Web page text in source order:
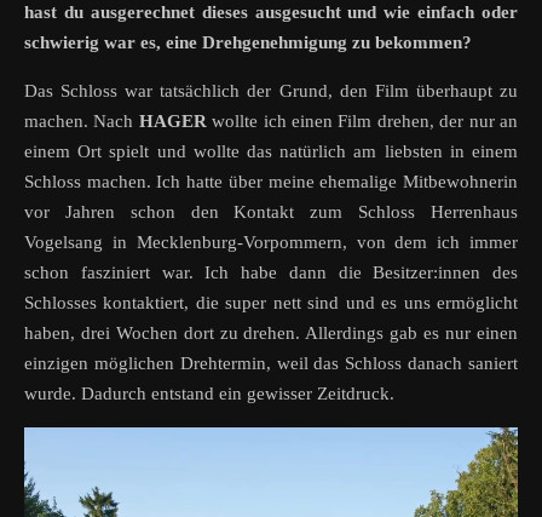
hast du ausgerechnet dieses ausgesucht und wie einfach oder
schwierig war es, eine Drehgenehmigung zu bekommen?
Das Schloss war tatsächlich der Grund, den Film überhaupt zu
machen. Nach HAGERwollte ich einen Film drehen, der nur an
einem Ort spielt und wollte das natürlich am liebsten in einem
Schloss machen. Ich hatte über meine ehemalige Mitbewohnerin
vor Jahren schon den Kontakt zum Schloss Herrenhaus
Vogelsang in Mecklenburg-Vorpommern, von dem ich immer
schon fasziniert war. Ich habe dann die Besitzer:innen des
Schlosses kontaktiert, die super nett sind und es uns ermöglicht
haben, drei Wochen dort zu drehen. Allerdings gab es nur einen
einzigen möglichen Drehtermin, weil das Schloss danach saniert
wurde. Dadurch entstand ein gewisser Zeitdruck.